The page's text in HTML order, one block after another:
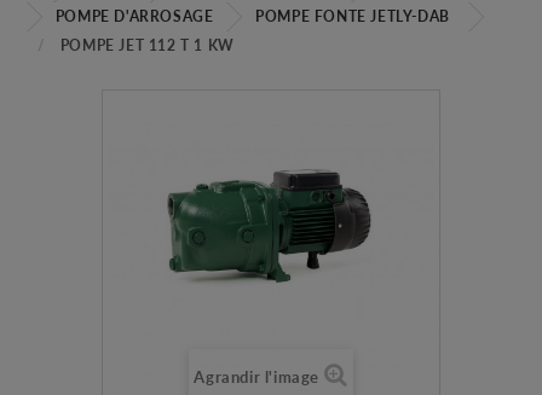
POMPE D'ARROSAGE
POMPE FONTE JETLY-DAB
POMPE JET 112 T 1 KW
Agrandir l'image